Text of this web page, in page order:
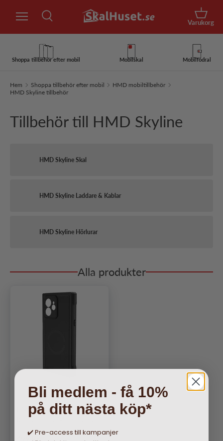
Hoppa till innehåll
Sök
Korg
Varukorg
Shoppa tillbehör efter mobil Mobilskal Mobilfodral
Hem Shoppa tillbehör efter mobil
HMD mobiltillbehör
HMD Skyline tillbehör
Tillbehör till HMD Skyline
HMD Skyline Skal
HMD Skyline Laddare & Kablar
HMD Skyline Hörlurar
Alla produkter
HMD Original Skyline Skal
Rugged Case MagSafe Svart
Ordinarie pris
499 kr
Bli medlem - få 10%
på ditt nästa köp*
✔️ Pre-access till kampanjer